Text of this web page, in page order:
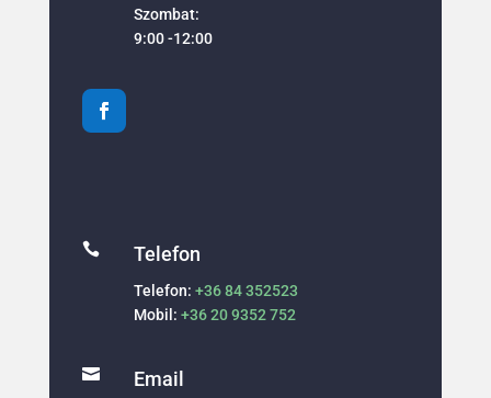
Szombat:
9:00 -12:00
 Telefon
Telefon: +36 84 352523
Mobil: +36 20 9352 752
 Email